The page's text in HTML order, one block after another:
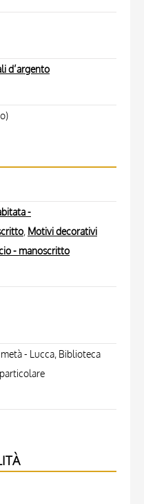
d’argento
-
, Motivi decorativi
- manoscritto
- Lucca, Biblioteca